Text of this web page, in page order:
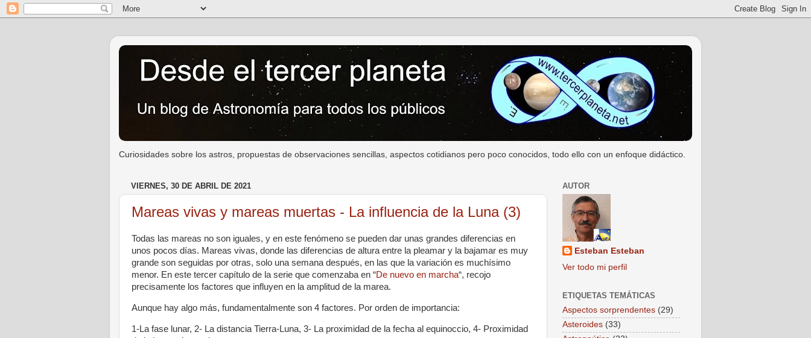
Curiosidades sobre los astros, propuestas de observaciones sencillas, aspectos cotidianos pero poco conocidos, todo ello con un enfoque didáctico.
VIERNES, 30 DE ABRIL DE 2021
Mareas vivas y mareas muertas - La influencia de la Luna (3)
Todas las mareas no son iguales, y en este fenómeno se pueden dar unas grandes diferencias en
unos pocos días. Mareas vivas, donde las diferencias de altura entre la pleamar y la bajamar es muy
grande son seguidas por otras, solo una semana después, en las que la variación es muchísimo
menor. En este tercer capítulo de la serie que comenzaba en “De nuevo en marcha“, recojo
precisamente los factores que influyen en la amplitud de la marea.
Aunque hay algo más, fundamentalmente son 4 factores. Por orden de importancia:
1-La fase lunar, 2- La distancia Tierra-Luna, 3- La proximidad de la fecha al equinoccio, 4- Proximidad
AUTOR
Esteban Esteban
Ver todo mi perfil
ETIQUETAS TEMÁTICAS
Aspectos sorprendentes (29)
Asteroides (33)